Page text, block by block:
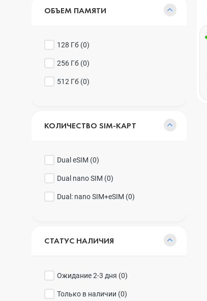
ОБЪЕМ ПАМЯТИ
128 Гб (0)
256 Гб (0)
512 Гб (0)
КОЛИЧЕСТВО SIM-КАРТ
Dual eSIM (0)
Dual nano SIM (0)
Dual: nano SIM+eSIM (0)
СТАТУС НАЛИЧИЯ
Ожидание 2-3 дня (0)
Только в наличии (0)